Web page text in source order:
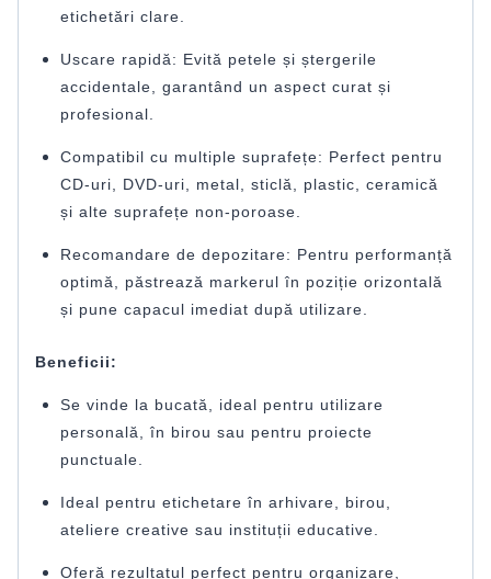
etichetări clare.
Uscare rapidă: Evită petele și ștergerile
accidentale, garantând un aspect curat și
profesional.
Compatibil cu multiple suprafețe: Perfect pentru
CD-uri, DVD-uri, metal, sticlă, plastic, ceramică
și alte suprafețe non-poroase.
Recomandare de depozitare: Pentru performanță
optimă, păstrează markerul în poziție orizontală
și pune capacul imediat după utilizare.
Beneficii:
Se vinde la bucată, ideal pentru utilizare
personală, în birou sau pentru proiecte
punctuale.
Ideal pentru etichetare în arhivare, birou,
ateliere creative sau instituții educative.
Oferă rezultatul perfect pentru organizare,